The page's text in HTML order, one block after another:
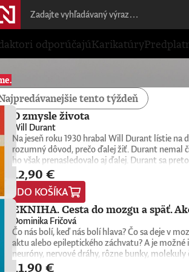
odporúčajúKarikatúry
tento týždeň
O zmysle života
Will Durant
Na jeseň roku 1930 hrabal Will Durant lístie
rozumný dôvod, prečo ďalej žiť. Durant nemal
ho však prenasledovalo aj ďalej. Durant sa
konkrétne oni sami nachádzajú zmysel, cieľ a
1932. Keďže nemala žiadnu reklamu, tento
do rúk novej generácii čitateľov a čitateliek.
univerzitní profesori, psychológovia, štátnici,
spoločnú niť. Tá odhaľuje hlboké puto medzi
americký spisovateľ, historik a filozof, ktorý
Civilization), na ktorom vyše štyri desaťročia
myšlienkach zrozumiteľným, ľudským a
zmysluplnejšieho života.
12,90 €
DO KOŠÍKA
EKNIHA. Cesta do mozgu a späť.
Dominika Fričová
Čo nás bolí, keď nás bolí hlava? Čo sa deje v
aktu alebo epileptického záchvatu? A je
neuróny, nervové dráhy, rôzne bunky,
slovenská neurobiologička Dominika Fričová
11,90 €